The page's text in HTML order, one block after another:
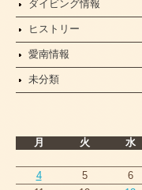
ダイビング情報
ヒストリー
愛南情報
未分類
月
火 水
4
5 6